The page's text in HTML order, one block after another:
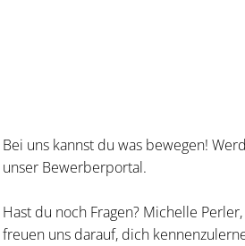
Bei uns kannst du was bewegen!
unser Bewerberportal.
Hast du noch Fragen? Michelle
freuen uns darauf, dich